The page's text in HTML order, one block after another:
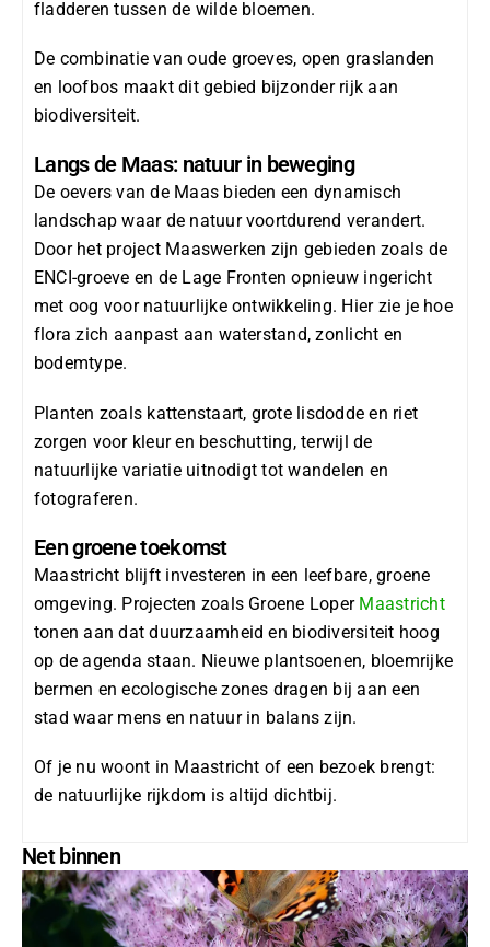
fladderen tussen de wilde bloemen.
De combinatie van oude groeves, open graslanden
en loofbos maakt dit gebied bijzonder rijk aan
biodiversiteit.
Langs de Maas: natuur in beweging
De oevers van de Maas bieden een dynamisch
landschap waar de natuur voortdurend verandert.
Door het project Maaswerken zijn gebieden zoals de
ENCI-groeve en de Lage Fronten opnieuw ingericht
met oog voor natuurlijke ontwikkeling. Hier zie je hoe
flora zich aanpast aan waterstand, zonlicht en
bodemtype.
Planten zoals kattenstaart, grote lisdodde en riet
zorgen voor kleur en beschutting, terwijl de
natuurlijke variatie uitnodigt tot wandelen en
fotograferen.
Een groene toekomst
Maastricht blijft investeren in een leefbare, groene
omgeving. Projecten zoals Groene Loper Maastricht
tonen aan dat duurzaamheid en biodiversiteit hoog
op de agenda staan. Nieuwe plantsoenen, bloemrijke
bermen en ecologische zones dragen bij aan een
stad waar mens en natuur in balans zijn.
Of je nu woont in Maastricht of een bezoek brengt:
de natuurlijke rijkdom is altijd dichtbij.
Net binnen